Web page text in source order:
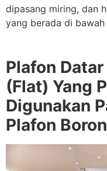
dipasang miring, dan
yang berada di
Plafon
(Flat) Yang
Digunakan
Plafon